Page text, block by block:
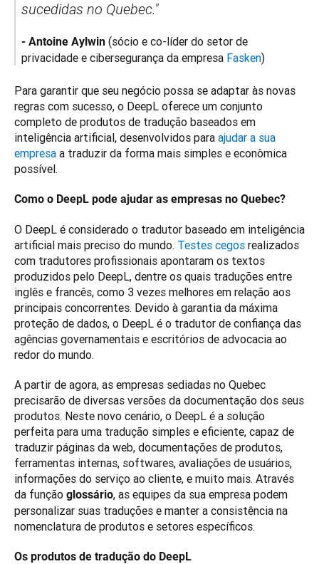
sucedidas no Quebec."
- Antoine Aylwin (sócio e co-líder do setor de
privacidade e cibersegurança da empresa Fasken)
Para garantir que seu negócio possa se adaptar às novas
regras com sucesso, o DeepL oferece um conjunto
completo de produtos de tradução baseados em
inteligência artificial, desenvolvidos para ajudar a sua
empresa a traduzir da forma mais simples e econômica
possível.
Como o DeepL pode ajudar as empresas no Quebec?
O DeepL é considerado o tradutor baseado em inteligência
artificial mais preciso do mundo. Testes cegos realizados
com tradutores profissionais apontaram os textos
produzidos pelo DeepL, dentre os quais traduções entre
inglês e francês, como 3 vezes melhores em relação aos
principais concorrentes. Devido à garantia da máxima
proteção de dados, o DeepL é o tradutor de confiança das
agências governamentais e escritórios de advocacia ao
redor do mundo.
A partir de agora, as empresas sediadas no Quebec
precisarão de diversas versões da documentação dos seus
produtos. Neste novo cenário, o DeepL é a solução
perfeita para uma tradução simples e eficiente, capaz de
traduzir páginas da web, documentações de produtos,
ferramentas internas, softwares, avaliações de usuários,
informações do serviço ao cliente, e muito mais. Através
da função glossário, as equipes da sua empresa podem
personalizar suas traduções e manter a consistência na
nomenclatura de produtos e setores específicos.
Os produtos de tradução do DeepL